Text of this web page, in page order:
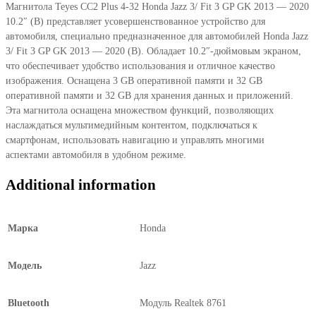
Fit
3
GP
GK
2013
—
2020
10.2"
(B)
quantity
Магнитола Teyes CC2 Plus 4-32 Honda Jazz 3/ Fit 3 GP GK 2013 — 2020
10.2″ (B) представляет усовершенствованное устройство для
автомобиля, специально предназначенное для автомобилей Honda Jazz
3/ Fit 3 GP GK 2013 — 2020 (B). Обладает 10.2″-дюймовым экраном,
что обеспечивает удобство использования и отличное качество
изображения. Оснащена 3 GB оперативной памяти и 32 GB
оперативной памяти и 32 GB для хранения данных и приложений.
Эта магнитола оснащена множеством функций, позволяющих
наслаждаться мультимедийным контентом, подключаться к
смартфонам, использовать навигацию и управлять многими
аспектами автомобиля в удобном режиме.
Additional information
Марка Honda
Модель Jazz
Bluetooth Модуль Realtek 8761